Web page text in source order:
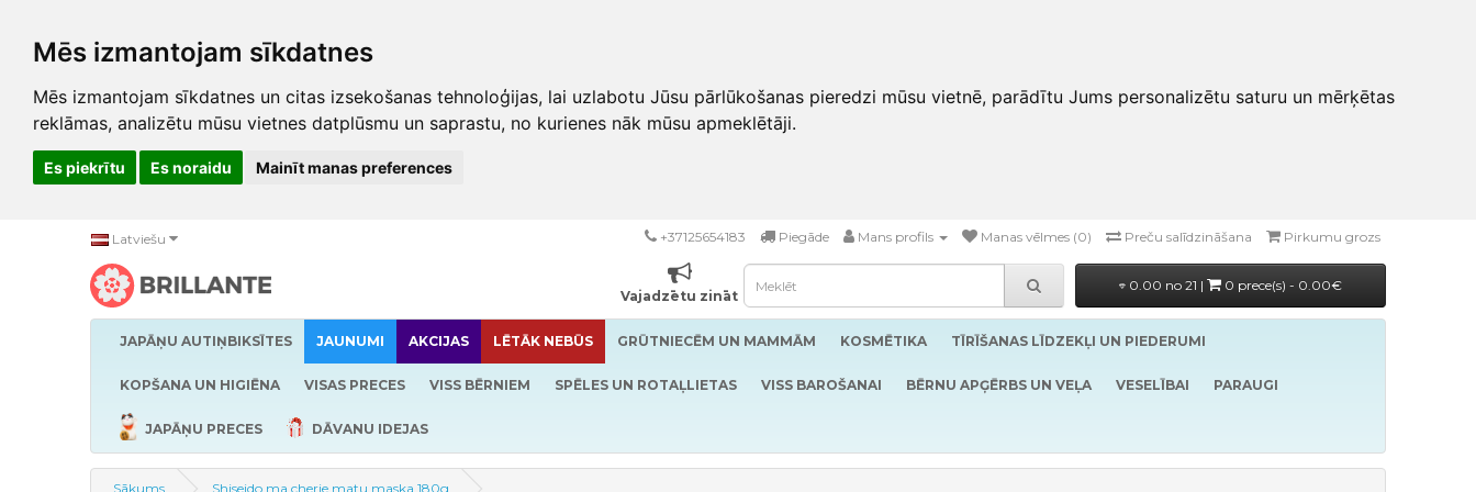
Mēs izmantojam sīkdatnes
Mēs izmantojam sīkdatnes un citas izsekošanas tehnoloģijas, lai uzlabotu Jūsu pārlūkošanas pieredzi mūsu vietnē, parādītu Jums personalizētu saturu un mērķētas
reklāmas, analizētu mūsu vietnes datplūsmu un saprastu, no kurienes nāk mūsu apmeklētāji.
Es piekrītu Es noraidu Mainīt manas preferences
Latviešu +37125654183 Piegāde Mans profils Manas vēlmes (0) Preču salīdzināšana Pirkumu grozs
Vajadzētu zināt
0.00 no 21 | 0 prece(s) - 0.00€
JAPĀŅU AUTIŅBIKSĪTES JAUNUMI AKCIJAS LĒTĀK NEBŪS GRŪTNIECĒM UN MAMMĀM KOSMĒTIKA TĪRĪŠANAS LĪDZEKĻI UN PIEDERUMI
KOPŠANA UN HIGIĒNA VISAS PRECES VISS BĒRNIEM SPĒLES UN ROTAĻLIETAS VISS BAROŠANAI BĒRNU APĢĒRBS UN VEĻA VESELĪBAI PARAUGI
JAPĀŅU PRECES DĀVANU IDEJAS
Sākums Shiseido ma cherie matu maska ​​180g